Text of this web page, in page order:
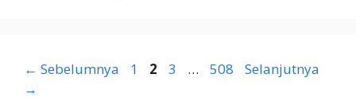
← Sebelumnya Halaman
1 Halaman
2 Halaman
3 … Halaman
508
Selanjutnya
→